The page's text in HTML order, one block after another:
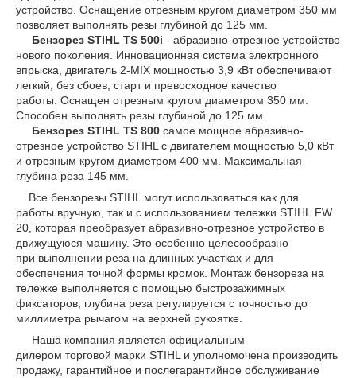
устройство. Оснащение отрезным кругом диаметром 350 мм
позволяет выполнять резы глубиной до 125 мм.
Бензорез STIHL TS 500i - абразивно-отрезное устройство
нового поколения. Инновационная система электронного
впрыска, двигатель 2-MIX мощностью 3,9 кВт обеспечивают
легкий, без сбоев, старт и превосходное качество
работы. Оснащен отрезным кругом диаметром 350 мм.
Способен выполнять резы глубиной до 125 мм.
Бензорез STIHL TS 800 самое мощное абразивно-
отрезное устройство STIHL с двигателем мощностью 5,0 кВт
и отрезным кругом диаметром 400 мм. Максимальная
глубина реза 145 мм.
Все бензорезы STIHL могут использоваться как для
работы вручную, так и с использованием тележки STIHL FW
20, которая преобразует абразивно-отрезное устройство в
движущуюся машину. Это особенно целесообразно
при выполнении реза на длинных участках и для
обеспечения точной формы кромок. Монтаж бензореза на
тележке выполняется с помощью быстрозажимных
фиксаторов, глубина реза регулируется с точностью до
миллиметра рычагом на верхней рукоятке.
Наша компания является официальным
дилером торговой марки STIHL и уполномочена производить
продажу, гарантийное и послегарантийное обслуживание